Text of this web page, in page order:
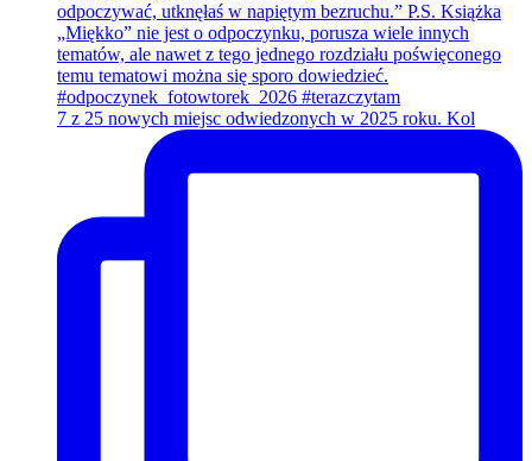
7 z 25 nowych miejsc odwiedzonych w 2025 roku. Kol